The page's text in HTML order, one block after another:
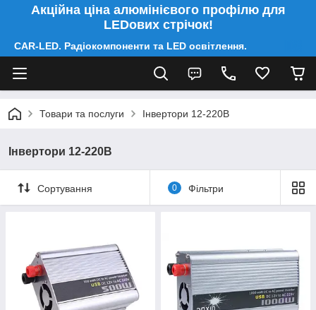
Акційна ціна алюмінієвого профілю для
LEDових стрічок!
CAR-LED. Радіокомпоненти та LED освітлення.
Товари та послуги Інвертори 12-220В
Інвертори 12-220В
Сортування 0 Фільтри